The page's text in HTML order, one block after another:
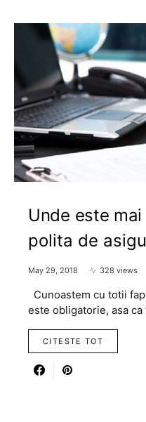
Unde este
polita de
May 29, 2018 328 views
Cunoastem cu totii
este obligatorie, asa
CITESTE TOT